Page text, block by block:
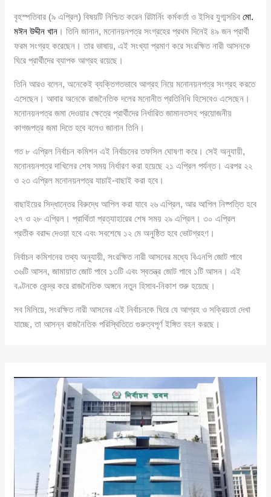
বৃহস্পতিবার (৯ এপ্রিল) বিষয়টি নিশ্চিত করেন রিটার্নিং কর্মকর্তা ও ইসির যুগ্মসচিবমো.
মঈন উদ্দীন খান । তিনি জানান, মনোনয়নপত্র সংগ্রহের প্রথম দিনেই ৪৯ জন প্রার্থী
ফরম সংগ্রহ করেছেন। তার ভাষায়, এই সংখ্যা প্রমাণ করে সংরক্ষিত নারী আসনকে
ঘিরে প্রার্থীদের ব্যাপক আগ্রহ রয়েছে।
তিনি আরও বলেন, অনেকেই ব্যক্তিগতভাবে আগ্রহ নিয়ে মনোনয়নপত্র সংগ্রহ করতে
এসেছেন। আবার অনেকে রাজনৈতিক দলের মনোনীত প্রতিনিধি হিসেবেও এসেছেন।
মনোনয়নপত্র জমা দেওয়ার ক্ষেত্রে প্রার্থীদের নির্ধারিত জামানতসহ প্রয়োজনীয়
কাগজপত্র জমা দিতে হবে বলেও জানান তিনি।
গত ৮ এপ্রিল নির্বাচন কমিশন এই নির্বাচনের তফসিল ঘোষণা করে। সেই অনুযায়ী,
মনোনয়নপত্র দাখিলের শেষ সময় নির্ধারণ করা হয়েছে ২১ এপ্রিল পর্যন্ত। এরপর ২২
ও ২৩ এপ্রিল মনোনয়নপত্র যাচাই-বাছাই করা হবে।
বাছাইয়ের সিদ্ধান্তের বিরুদ্ধে আপিল করা যাবে ২৬ এপ্রিল, আর আপিল নিষ্পত্তি হবে
২৭ ও ২৮ এপ্রিল। প্রার্থিতা প্রত্যাহারের শেষ সময় ২৯ এপ্রিল। ৩০ এপ্রিল
প্রতীক বরাদ্দ দেওয়া হবে এবং সবশেষে ১২ মে অনুষ্ঠিত হবে ভোটগ্রহণ।
নির্বাচন কমিশনের তথ্য অনুযায়ী, সংরক্ষিত নারী আসনের মধ্যে বিএনপি জোট পাবে
৩৬টি আসন, জামায়াত জোট পাবে ১৩টি এবং স্বতন্ত্র জোট পাবে ১টি আসন। এই
বণ্টনকে কেন্দ্র করে রাজনৈতিক অঙ্গনে নতুন হিসাব-নিকাশ শুরু হয়েছে।
সব মিলিয়ে, সংরক্ষিত নারী আসনের এই নির্বাচনকে ঘিরে যে আগ্রহ ও সক্রিয়তা দেখা
যাচ্ছে, তা আসন্ন রাজনৈতিক পরিস্থিতিতে গুরুত্বপূর্ণ ইঙ্গিত বহন করছে।